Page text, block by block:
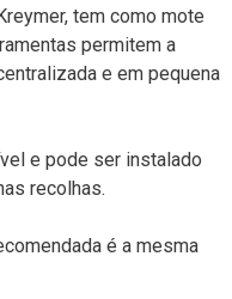
tem como mote
permitem a
e em pequena
e pode ser instalado
recolhas.
é a mesma